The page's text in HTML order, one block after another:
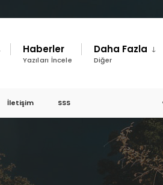
Haberler
Yazıları İncele
Daha Fazla
Diğer
İletişim SSS